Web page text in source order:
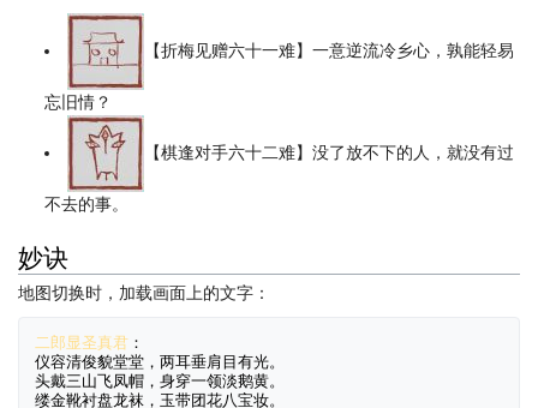
【折梅见赠六十一难】一意逆流冷乡心，孰能轻易
忘旧情？
【棋逢对手六十二难】没了放不下的人，就没有过
不去的事。
妙诀
地图切换时，加载画面上的文字：
二郎显圣真君 ：
仪容清俊貌堂堂，两耳垂肩目有光。
头戴三山飞凤帽，身穿一领淡鹅黄。
缕金靴衬盘龙袜，玉带团花八宝妆。